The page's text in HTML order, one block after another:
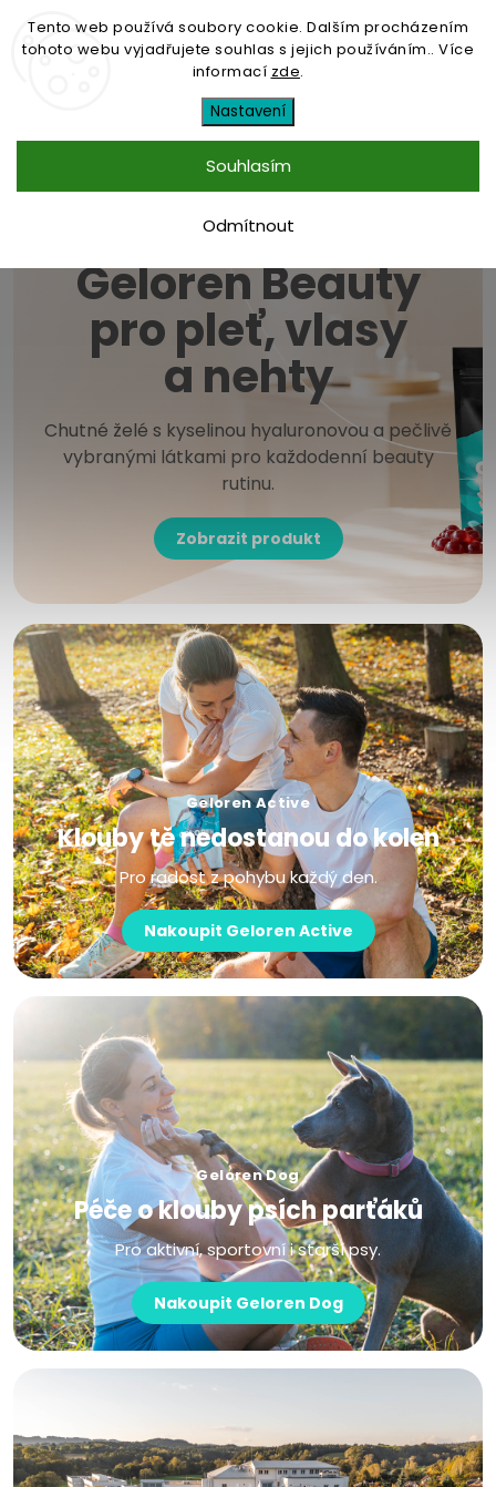
Tento web používá soubory cookie. Dalším procházením
tohoto webu vyjadřujete souhlas s jejich používáním.. Více
informací zde.
Nastavení
Odmítnout
Souhlasím
Novinka
Geloren Beauty
pro pleť, vlasy
a nehty
Chutné želé s kyselinou hyaluronovou a pečlivě
vybranými látkami pro každodenní beauty
rutinu.
Zobrazit produkt
Geloren Active
Klouby tě nedostanou do kolen
Pro radost z pohybu každý den.
Nakoupit Geloren Active
Geloren Dog
Péče o klouby psích parťáků
Pro aktivní, sportovní i starší psy.
Nakoupit Geloren Dog